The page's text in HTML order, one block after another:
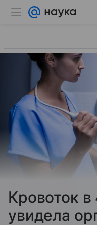
Кровоток
увидела